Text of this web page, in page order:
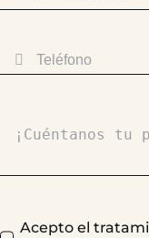
Acepto el